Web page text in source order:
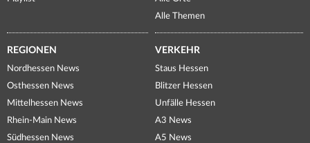
Alle Themen
REGIONEN
Nordhessen News
Osthessen News
Mittelhessen News
Rhein-Main News
Südhessen News
VERKEHR
Staus Hessen
Blitzer Hessen
Unfälle Hessen
A3 News
A5 News